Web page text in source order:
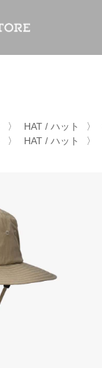
〉 HAT / ハット 〉
〉 HAT / ハット 〉